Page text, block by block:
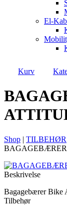
El-
Kurv
Shop | TILBEHØR
BAGAGEBÆRER
Beskrivelse
Bagagebærer Bike
Tilbehør